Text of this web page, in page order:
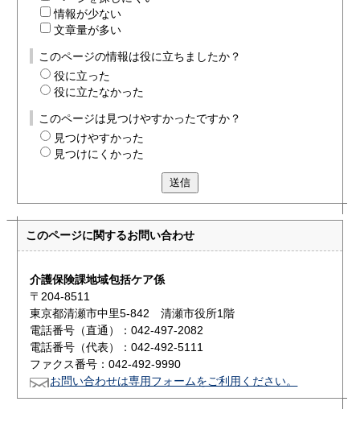
情報が少ない
文章量が多い
このページの情報は役に立ちましたか？
役に立った
役に立たなかった
このページは見つけやすかったですか？
見つけやすかった
見つけにくかった
送信
このページに関するお問い合わせ
介護保険課地域包括ケア係
〒204-8511
東京都清瀬市中里5-842 清瀬市役所1階
電話番号（直通）：042-497-2082
電話番号（代表）：042-492-5111
ファクス番号：042-492-9990
お問い合わせは専用フォームをご利用ください。